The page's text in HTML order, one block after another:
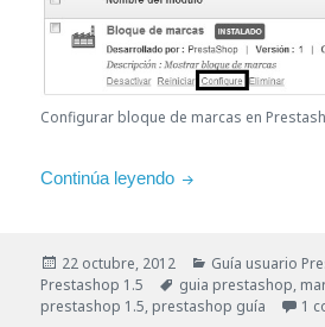
Configurar bloque de marcas en
Continúa leyendo Guía –
Publicado
el
22 octubre, 2012 Categorías
Guía usuario
Prestashop 1.5
Etiquetas
guia prestashop,
prestashop 1.5, prestashop guía 1